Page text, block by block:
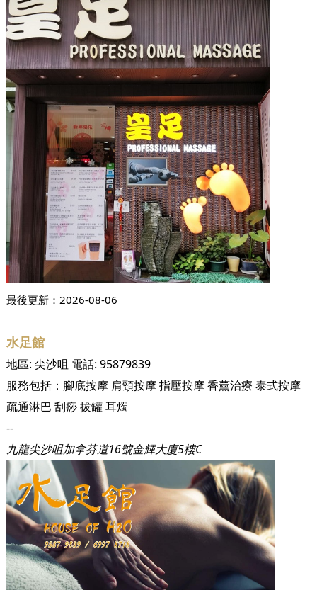
最後更新： 2026-08-06
水足館
地區: 尖沙咀 電話: 95879839
服務包括： 腳底按摩 肩頸按摩指壓按摩香薰治療 泰式按摩
疏通淋巴 刮痧拔罐耳燭
--
九龍尖沙咀加拿芬道16號金輝大廈5樓C